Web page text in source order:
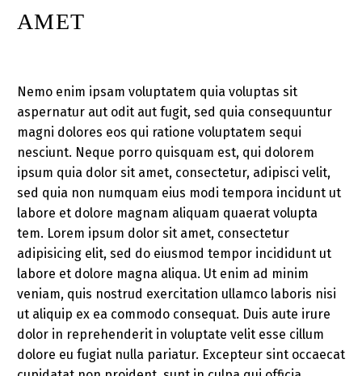
AMET
Nemo enim ipsam voluptatem quia voluptas sit
aspernatur aut odit aut fugit, sed quia consequuntur
magni dolores eos qui ratione voluptatem sequi
nesciunt. Neque porro quisquam est, qui dolorem
ipsum quia dolor sit amet, consectetur, adipisci velit,
sed quia non numquam eius modi tempora incidunt ut
labore et dolore magnam aliquam quaerat volupta
tem. Lorem ipsum dolor sit amet, consectetur
adipisicing elit, sed do eiusmod tempor incididunt ut
labore et dolore magna aliqua. Ut enim ad minim
veniam, quis nostrud exercitation ullamco laboris nisi
ut aliquip ex ea commodo consequat. Duis aute irure
dolor in reprehenderit in voluptate velit esse cillum
dolore eu fugiat nulla pariatur. Excepteur sint occaecat